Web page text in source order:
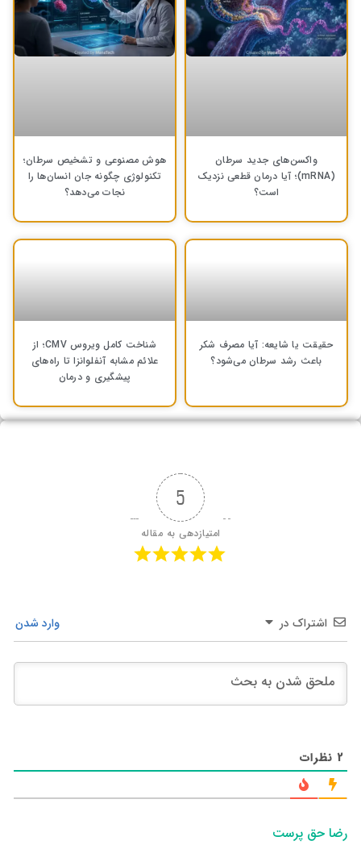
واکسن‌های جدید سرطان
(mRNA)؛ آیا درمان قطعی نزدیک
است؟
هوش مصنوعی و تشخیص سرطان؛
تکنولوژی چگونه جان انسان‌ها را
نجات می‌دهد؟
حقیقت یا شایعه: آیا مصرف شکر
باعث رشد سرطان می‌شود؟
شناخت کامل ویروس CMV؛ از
علائم مشابه آنفلوانزا تا راه‌های
پیشگیری و درمان
5
امتیازدهی به مقاله
اشتراک در وارد شدن
2 نظرات
رضا حق پرست